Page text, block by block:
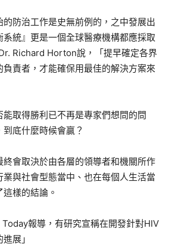
的防治工作是史無前例的，之中發展出
統』更是一個全球醫療機構都應採取
Richard Horton說，「提早確定各界
責者，才能確保用最佳的解決方案來
取得勝利已不再是專家們想問的問
底什麼時候會贏？
終會取決於由各層的領導者和機關所作
與社會型態當中、也在每個人生活當
樣的結論。
報導，有研究宣稱在開發針對HIV
展」